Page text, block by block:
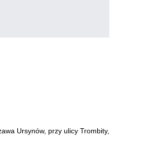
Ursynów, przy ulicy Trombity,